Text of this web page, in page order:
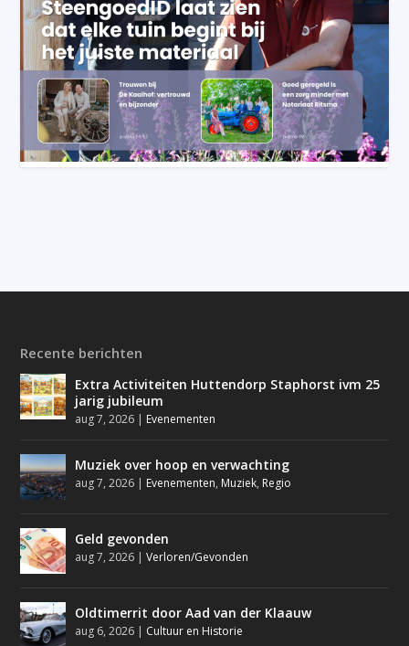
Recente berichten
Extra Activiteiten Huttendorp Staphorst ivm 25
jarig jubileum
aug 7, 2026 | Evenementen
Muziek over hoop en verwachting
aug 7, 2026 | Evenementen, Muziek, Regio
Geld gevonden
aug 7, 2026 |Verloren/Gevonden
Oldtimerrit door Aad van der Klaauw
aug 6, 2026 | Cultuur en Historie